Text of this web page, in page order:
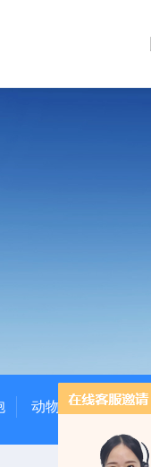
动物实验外包 北京